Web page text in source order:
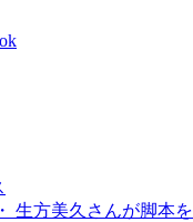
生方美久さんが脚本